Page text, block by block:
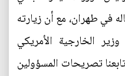
في طهران، مع أن زيارته
الخارجية الأمريكي
تصريحات المسؤولين